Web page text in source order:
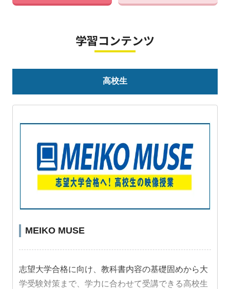
学習コンテンツ
高校生
MEIKO MUSE
志望大学合格に向け、教科書内容の基礎固めから大
学受験対策まで、学力に合わせて受講できる高校生